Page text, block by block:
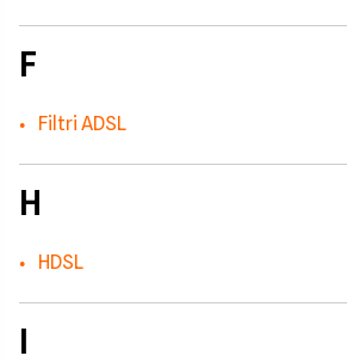
F
Filtri ADSL
H
HDSL
I